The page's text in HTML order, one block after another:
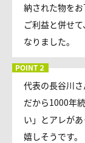
納された物を
ご利益と併せ
なりました。
代表の長谷川さ
だから1000年
い」とアレが
嬉しそうです。